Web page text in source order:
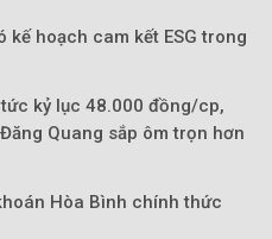
kế hoạch cam kết ESG trong
kỷ lục 48.000 đồng/cp,
Quang sắp ôm trọn hơn
Hòa Bình chính thức